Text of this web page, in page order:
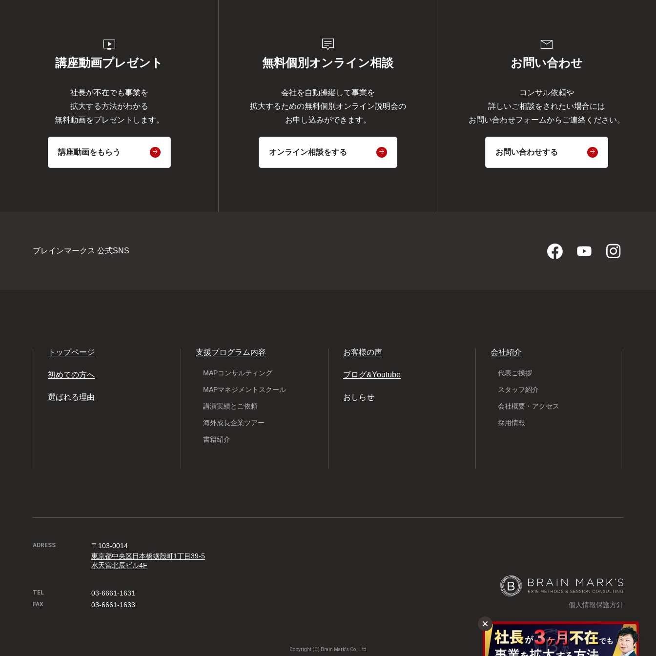
live_tv
講座動画プレゼント
社長が不在でも事業を
拡大する方法がわかる
無料動画をプレゼントします。
講座動画をもらう
tooltip_2
無料個別オンライン相談
会社を自動操縦して事業を
拡大するための無料個別オンライン説明会の
お申し込みができます。
オンライン相談をする
mail
お問い合わせ
コンサル依頼や
詳しいご相談をされたい場合には
お問い合わせフォームからご連絡ください。
お問い合わせする
ブレインマークス 公式SNS
トップページ
初めての方へ
選ばれる理由
支援プログラム内容
MAPコンサルティング
MAPマネジメントスクール
講演実績とご依頼
海外成長企業ツアー
書籍紹介
お客様の声
ブログ&Youtube
おしらせ
会社紹介
代表ご挨拶
スタッフ紹介
会社概要・アクセス
採用情報
ADRESS
〒103-0014
東京都中央区日本橋蛎殻町1丁目39-5
水天宮北辰ビル4F
TEL 03-6661-1631
FAX 03-6661-1633 個人情報保護方針
Copyright (C) Brain Mark's Co., Ltd